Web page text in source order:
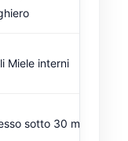
Miele interni
sotto 30 min